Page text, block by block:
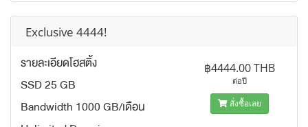
Exclusive 4444!
รายละเอียดโฮสติ้ง
SSD 25 GB
Bandwidth 1000 GB/เดือน
฿4444.00 THB
ต่อปี
สั่งซื้อเลย